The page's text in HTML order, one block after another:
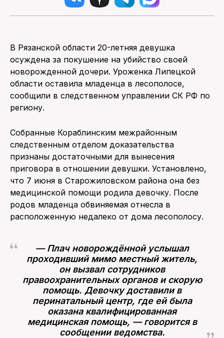
В Рязанской области 20-летняя девушка
осуждена за покушение на убийство своей
новорожденной дочери. Уроженка Липецкой
области оставила младенца в лесополосе,
сообщили в следственном управлении СК РФ по
региону.
Собранные Кораблинским межрайонным
следственным отделом доказательства
признаны достаточными для вынесения
приговора в отношении девушки. Установлено,
что 7 июня в Старожиловском района она без
медицинской помощи родила девочку. После
родов младенца обвиняемая отнесла в
расположенную недалеко от дома лесополосу.
— Плач новорождённой услышал
проходивший мимо местный житель,
он вызвал сотрудников
правоохранительных органов и скорую
помощь. Девочку доставили в
перинатальный центр, где ей была
оказана квалифицированная
медицинская помощь, — говорится в
сообщении ведомства.